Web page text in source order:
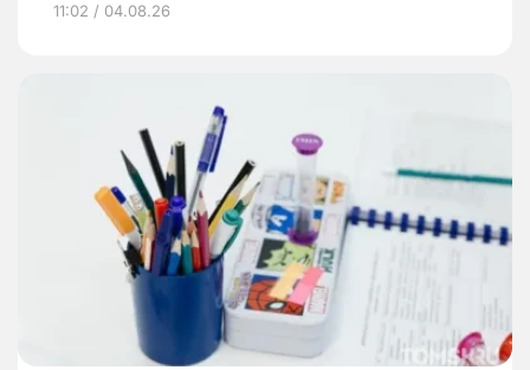
11:02 / 04.08.26